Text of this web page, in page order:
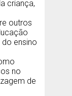
criança,
outros
ensino
no
de